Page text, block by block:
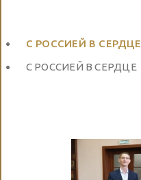
С РОССИЕЙ В СЕРДЦЕ
С РОССИЕЙ В СЕРДЦЕ